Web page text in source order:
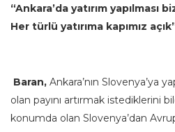
“Ankara’da yatırım
Her türlü yatırıma kapımız
Baran, Ankara’nın Slovenya’ya
olan payını artırmak istediklerini
konumda olan Slovenya’dan